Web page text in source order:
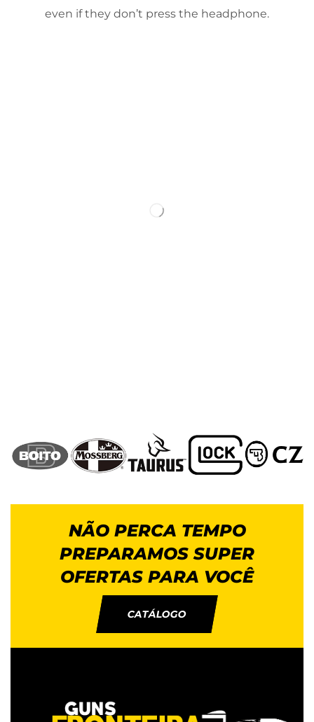
even if they don’t press the headphone.
NÃO PERCA TEMPO
PREPARAMOS SUPER
OFERTAS PARA VOCÊ
CATÁLOGO